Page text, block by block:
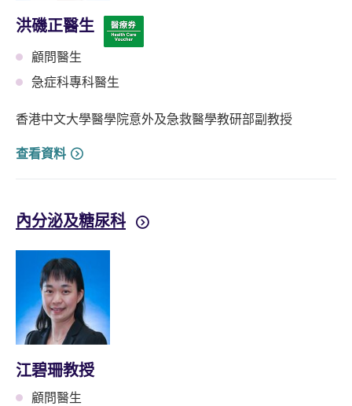
洪磯正醫生
顧問醫生
急症科專科醫生
香港中文大學醫學院意外及急救醫學教研部副教授
查看資料
內分泌及糖尿科
江碧珊教授
顧問醫生